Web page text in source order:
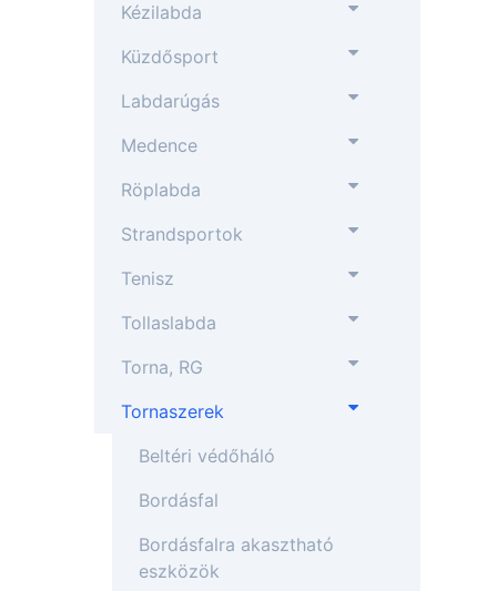
Kézilabda
Küzdősport
Labdarúgás
Medence
Röplabda
Strandsportok
Tenisz
Tollaslabda
Torna, RG
Tornaszerek
Beltéri védőháló
Bordásfal
Bordásfalra akasztható
eszközök